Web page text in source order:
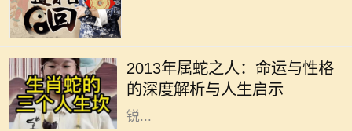
2013年属蛇之人：命运与性格
的深度解析与人生启示
个出生年份的标识，更是与命运、性
格息息相关的一种符号。2013年是蛇
年，属蛇的人往往被认为是智慧与敏
锐...
在中国文化中，出生日期常常被用作